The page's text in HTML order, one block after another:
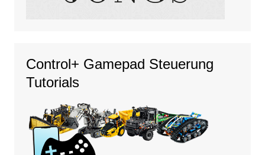
Control+ Gamepad Steuerung
Tutorials